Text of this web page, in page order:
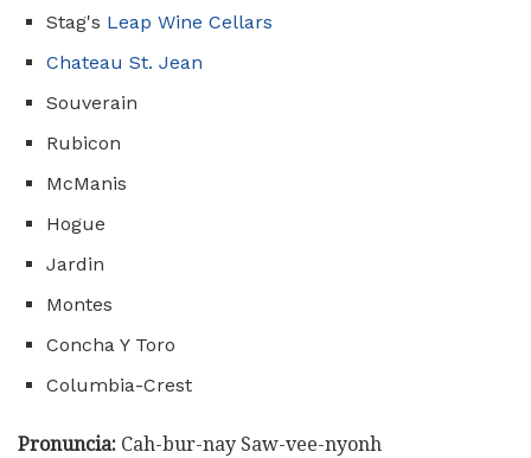
Stag's Leap Wine Cellars
Chateau St. Jean
Souverain
Rubicon
McManis
Hogue
Jardin
Montes
Concha Y Toro
Columbia-Crest
Pronuncia: Cah-bur-nay Saw-vee-nyonh